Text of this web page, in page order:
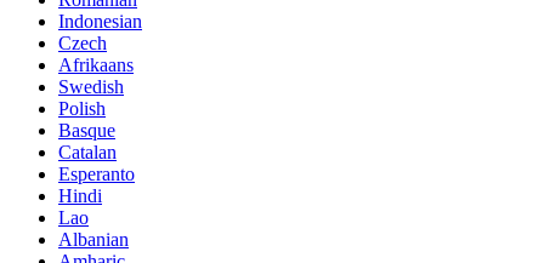
Indonesian
Czech
Afrikaans
Swedish
Polish
Basque
Catalan
Esperanto
Hindi
Lao
Albanian